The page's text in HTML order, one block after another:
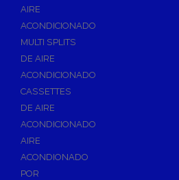
Bidés
Vertederos Baño
Sanitarios Suspendidos
Placas de Accionamiento
Cisternas Empotradas
Seguridad en el Baño
Wellness
Calefacción y A.C.S
AIRE
ACONDICIONADO
MULTI SPLITS
DE AIRE
ACONDICIONADO
CASSETTES
DE AIRE
ACONDICIONADO
AIRE
ACONDIONADO
POR